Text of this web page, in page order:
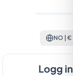
NO | €
Logg